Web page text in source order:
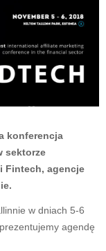
konferencja
sektorze
Fintech, agencje
w dniach 5-6
agendę